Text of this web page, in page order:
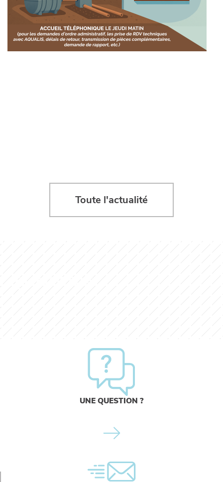
Toute l'actualité
UNE QUESTION ?